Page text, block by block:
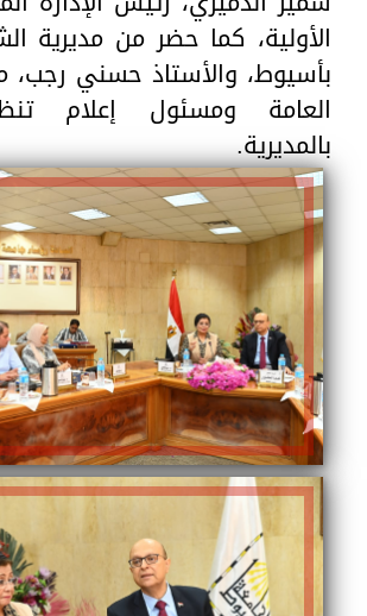
الأولية، كما حضر من مديرية
بأسيوط، والأستاذ حسني رجب،
العامة ومسئول إعلام
بالمديرية.